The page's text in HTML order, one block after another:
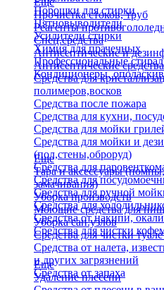
Порошки для стирки
Пятновыводители
Усилители стирки
Химия для прачечных
Профессиональные
Кондиционеры,
Прочистка стоков, труб
Реагенты
Спец.средства
Антисептические и
Антисептические средства
Средства для
полимеров,восков
Средства после пожара
Средства для кухни,
Средства для мойки
Средства для мойки и
(пол,стены,оброруд)
Средства для
Средства для
Средства для ручной
Средства для
Средства от накипи,
Средства для чистки
Еще
Тара и аксессуары
замачивания)
Уборка производств
Моющие средства для
Уборка сан.узлов
Средства для чистки
Средства от налета,
и других загрязнений
Средства от запаха
Еще
Удаление плесени